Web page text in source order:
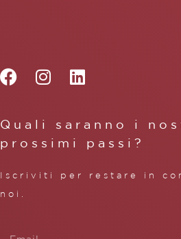
Quali saranno i
prossimi passi?
Iscriviti per restare in
noi.